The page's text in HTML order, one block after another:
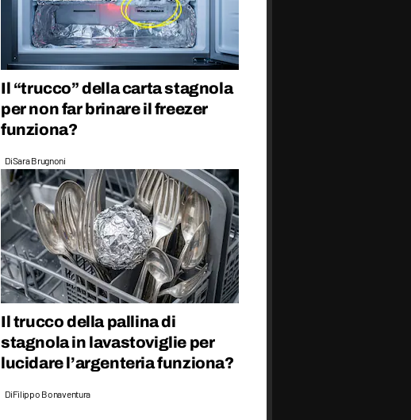
Il “trucco” della carta stagnola
per non far brinare il freezer
funziona?
DiSara Brugnoni
Il trucco della pallina di
stagnola in lavastoviglie per
lucidare l’argenteria funziona?
DiFilippo Bonaventura